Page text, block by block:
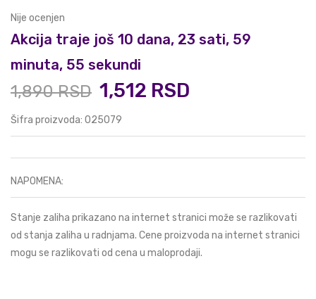
Nije ocenjen
Akcija traje još 10 dana, 23 sati, 59
minuta, 54 sekundi
1,890 RSD 1,512 RSD
Šifra proizvoda: 025079
NAPOMENA:
Stanje zaliha prikazano na internet stranici može se razlikovati
od stanja zaliha u radnjama. Cene proizvoda na internet stranici
mogu se razlikovati od cena u maloprodaji.